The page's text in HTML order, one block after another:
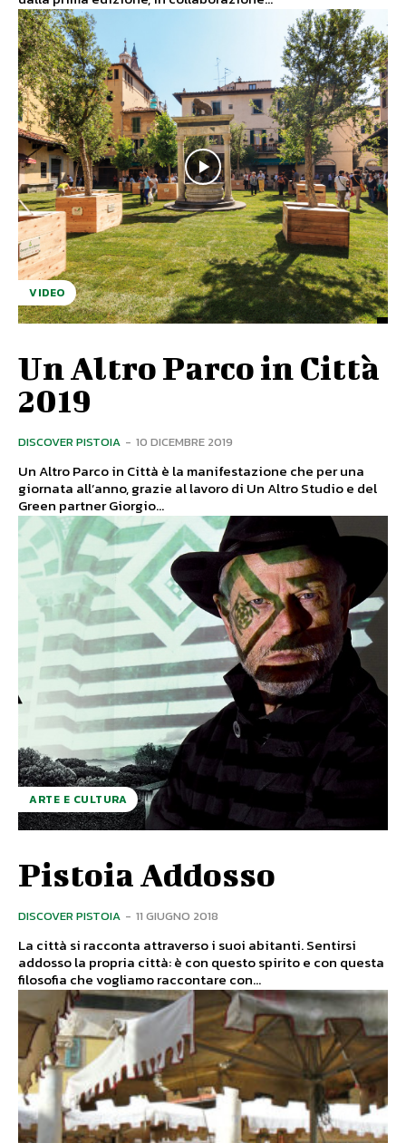
VIDEO
Un Altro Parco in Città
2019
DISCOVER PISTOIA - 10 DICEMBRE 2019
Un Altro Parco in Città è la manifestazione che per una
giornata all’anno, grazie al lavoro di Un Altro Studio e del
Green partner Giorgio...
ARTE E CULTURA
Pistoia Addosso
DISCOVER PISTOIA - 11 GIUGNO 2018
La città si racconta attraverso i suoi abitanti. Sentirsi
addosso la propria città: è con questo spirito e con questa
filosofia che vogliamo raccontare con...